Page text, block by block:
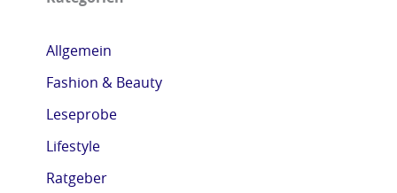
Allgemein
Fashion & Beauty
Leseprobe
Lifestyle
Ratgeber